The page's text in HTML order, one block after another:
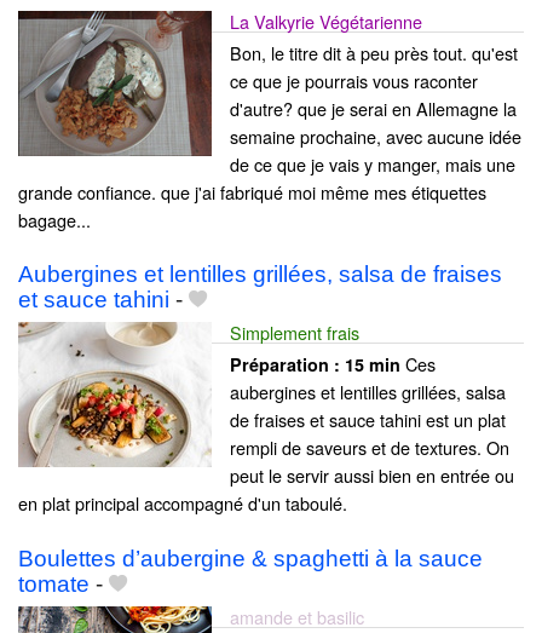
La Valkyrie Végétarienne
Bon, le titre dit à peu près tout. qu'est
ce que je pourrais vous raconter
d'autre? que je serai en Allemagne la
semaine prochaine, avec aucune idée
de ce que je vais y manger, mais une
grande confiance. que j'ai fabriqué moi même mes étiquettes
bagage...
Aubergines et lentilles grillées, salsa de fraises
et sauce tahini -
Simplement frais
Préparation : 15 min Ces
aubergines et lentilles grillées, salsa
de fraises et sauce tahini est un plat
rempli de saveurs et de textures. On
peut le servir aussi bien en entrée ou
en plat principal accompagné d'un taboulé.
Boulettes d’aubergine & spaghetti à la sauce
tomate -
amande et basilic